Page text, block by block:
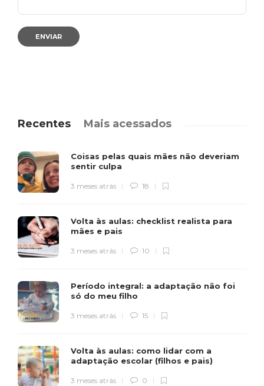
Recentes Mais acessados
Coisas pelas quais mães não deveriam
sentir culpa
3 meses atrás 18
Volta às aulas: checklist realista para
mães e pais
3 meses atrás 10
Período integral: a adaptação não foi
só do meu filho
3 meses atrás 15
Volta às aulas: como lidar com a
adaptação escolar (filhos e pais)
3 meses atrás 0